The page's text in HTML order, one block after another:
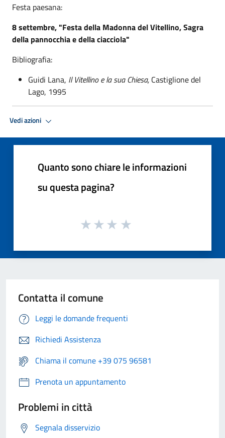
Festa paesana:
8 settembre, "Festa della Madonna del Vitellino, Sagra
della pannocchia e della ciacciola"
Bibliografia:
Guidi Lana, Il Vitellino e la sua Chiesa, Castiglione del
Lago, 1995
Vedi azioni
Quanto sono chiare le informazioni
su questa pagina?
Contatta il comune
Leggi le domande frequenti
Richiedi Assistenza
Chiama il comune +39 075 96581
Prenota un appuntamento
Problemi in città
Segnala disservizio